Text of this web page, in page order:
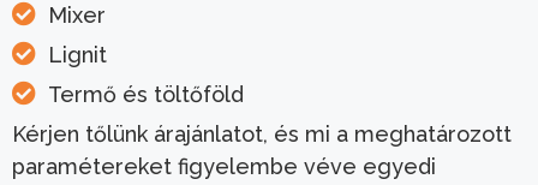
Mixer
Lignit
Termő és töltőföld
Kérjen tőlünk árajánlatot, és mi a meghatározott
paramétereket figyelembe véve egyedi